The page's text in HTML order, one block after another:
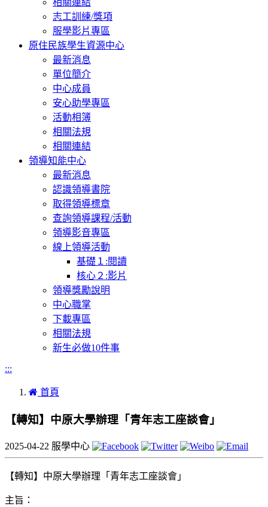
志工訓練/獎項
服學影片專區
原住民族學生資源中心
最新消息
單位簡介
中心成員
安心助學專區
活動相簿
相關法規
相關連結
領導知能中心
最新消息
認識領導書院
取得領導標章
查詢領導課程/活動
領導影音專區
線上領導活動
基礎１:閱讀
核心２:影片
領導獎勵說明
中心職掌
下載專區
相關法規
新生必做10件事
:::
首頁
【轉知】中原大學辦理「青年志工座談會」
2025-04-22 服學中心
【轉知】中原大學辦理「青年志工座談會」
主旨：